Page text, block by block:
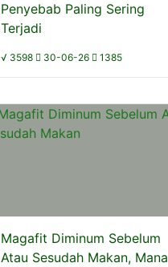
Penyebab Paling Sering
Terjadi
√ 3598 30-06-26 1385
Magafit Diminum Sebelum
Atau Sesudah Makan, Mana